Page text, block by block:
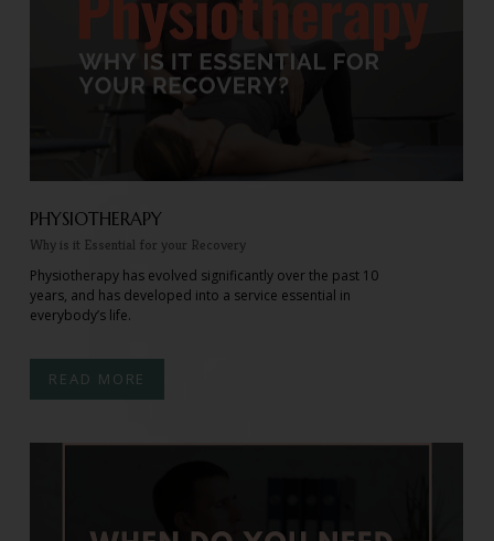
PHYSIOTHERAPY
Why is it Essential for your Recovery
Physiotherapy has evolved significantly over the past 10
years, and has developed into a service essential in
everybody’s life.
READ MORE